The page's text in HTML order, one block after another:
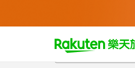
t
p
總覽客房與方案評語設施